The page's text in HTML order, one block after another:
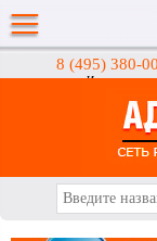
8 (495) 380-
Интернет-